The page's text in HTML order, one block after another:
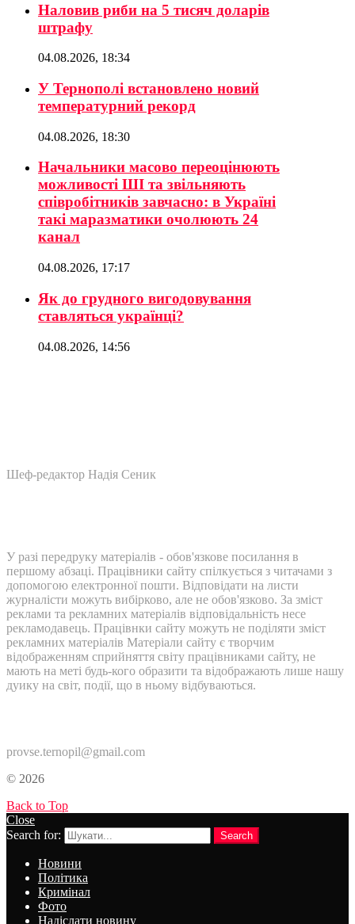
Наловив риби на 5 тисяч доларів
штрафу
04.08.2026, 18:34
У Тернополі встановлено новий
температурний рекорд
04.08.2026, 18:30
Начальники масово переоцінюють
можливості ШІ та звільняють
співробітників завчасно: в Україні
такі маразматики очолюють 24
канал
04.08.2026, 17:17
Як до грудного вигодовування
ставляться українці?
04.08.2026, 14:56
Шеф-редактор Надія Сеник
У разі передруку матеріалів - обов'язкове посилання в
першому абзаці. Працівники сайту спілкується з читачами з
допомогою електронної пошти. Відповідати на листи
журналісти можуть вибірково, але не обов'язково. За зміст
реклами та рекламних матеріалів відповідальність несе
рекламодавець. Працівнки сайту можуть не поділяти зміст
рекламних матеріалів Матеріали сайту є творчим
відображенням сприйняття світу працівниками сайту, не
мають на меті будь-кого образити та відображають лише нашу
дуику на світ, події, що в ньому відбуваються.
provse.ternopil@gmail.com
© 2026
Back to Top
Close
Search for:
Search
Новини
Політика
Кримінал
Фото
Надіслати новину